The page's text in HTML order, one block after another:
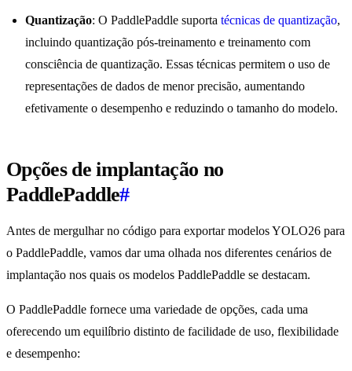
Quantização: O PaddlePaddle suporta técnicas de quantização,
incluindo quantização pós-treinamento e treinamento com
consciência de quantização. Essas técnicas permitem o uso de
representações de dados de menor precisão, aumentando
efetivamente o desempenho e reduzindo o tamanho do modelo.
Opções de implantação no
PaddlePaddle#
Antes de mergulhar no código para exportar modelos YOLO26 para
o PaddlePaddle, vamos dar uma olhada nos diferentes cenários de
implantação nos quais os modelos PaddlePaddle se destacam.
O PaddlePaddle fornece uma variedade de opções, cada uma
oferecendo um equilíbrio distinto de facilidade de uso, flexibilidade
e desempenho: